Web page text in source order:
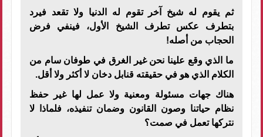
ثم يقوم له شيخ آخر تقوم له الدنيا ولا تقعد فيرد
بتطرف عكس تطرف الشيخ الأول، فينفي فرض
الحجاب من أصله!
ما الذي وقع علينا نحن غير الغرق في طوفان سام من
الكلام الذي هو في حقيقته قنابل دخان لا أكثر ولا أقل.
هناك جهات مسئولة ومعنية ولا عمل لها غير حفظ
نظام حياتنا وصون القانون وضمان تنفيذه، فلماذا لا
نتركها تعمل في صمت؟